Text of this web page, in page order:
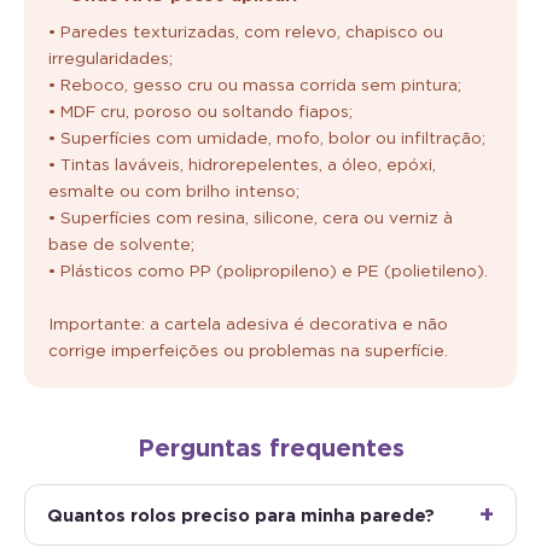
• Paredes texturizadas, com relevo, chapisco ou
irregularidades;
• Reboco, gesso cru ou massa corrida sem pintura;
• MDF cru, poroso ou soltando fiapos;
• Superfícies com umidade, mofo, bolor ou infiltração;
• Tintas laváveis, hidrorepelentes, a óleo, epóxi,
esmalte ou com brilho intenso;
• Superfícies com resina, silicone, cera ou verniz à
base de solvente;
• Plásticos como PP (polipropileno) e PE (polietileno).
Importante: a cartela adesiva é decorativa e não
corrige imperfeições ou problemas na superfície.
Perguntas frequentes
Quantos rolos preciso para minha parede?